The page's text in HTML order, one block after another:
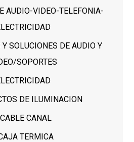
AUDIO-VIDEO-TELEFONIA-
Y SOLUCIONES DE AUDIO Y
SOPORTES
DE ILUMINACION
CABLE CANAL
TERMICA